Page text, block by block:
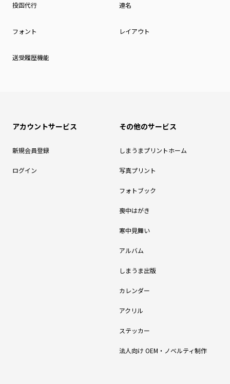
投函代行 連名
フォント レイアウト
送受履歴機能
アカウントサービス
新規会員登録
ログイン
その他のサービス
しまうまプリントホーム
写真プリント
フォトブック
喪中はがき
寒中見舞い
アルバム
しまうま出版
カレンダー
アクリル
ステッカー
法人向け OEM・ノベルティ制作